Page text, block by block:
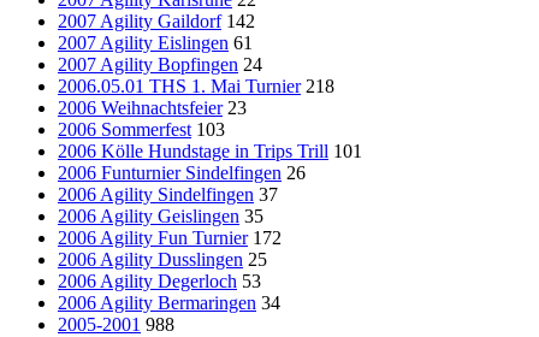
2007 Agility Gaildorf 142
2007 Agility Eislingen 61
2007 Agility Bopfingen 24
2006.05.01 THS 1. Mai Turnier 218
2006 Weihnachtsfeier 23
2006 Sommerfest 103
2006 Kölle Hundstage in Trips Trill 101
2006 Funturnier Sindelfingen 26
2006 Agility Sindelfingen 37
2006 Agility Geislingen 35
2006 Agility Fun Turnier 172
2006 Agility Dusslingen 25
2006 Agility Degerloch 53
2006 Agility Bermaringen 34
2005-2001 988